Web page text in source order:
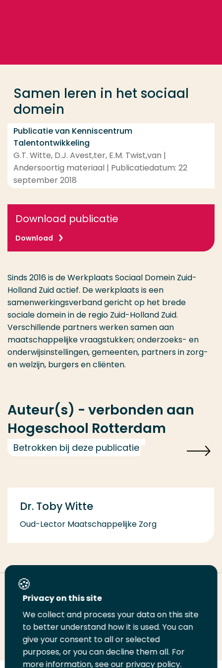
Samen leren in het sociaal
domein
Publicatie van Kenniscentrum
Talentontwikkeling
G.T. Witte, D.J. Avest,ter, E.M. Twist,van |
Andersoortig materiaal | Publicatiedatum: 22
september 2018
Download publicatie
Download
Sinds 2016 is de Werkplaats Sociaal Domein Zuid-
Holland Zuid actief. De werkplaats is een
samenwerkingsverband gericht op het brede
sociale domein in de regio Zuid-Holland Zuid.
Verschillende partners werken samen aan
maatschappelijke vraagstukken; onderzoeks- en
onderwijsinstellingen, gemeenten, partners in zorg-
en welzijn, burgers en cliënten.
Auteur(s) - verbonden aan
Hogeschool Rotterdam
Betrokken bij deze publicatie
Dr. Toby Witte
Oud-Lector Maatschappelijke Zorg
Deel deze pagina
Deel
LinkedIn
Deel
op
Twitter
Deel
op
Facebook
Email
deze
pagina
Print
deze
pagina
Contact
Privacy on this site
We collect and process your data on this site
to better understand how it is used. You can
give your consent to all or selected
purposes, or you can decline them all. For
more information, see our privacy policy.